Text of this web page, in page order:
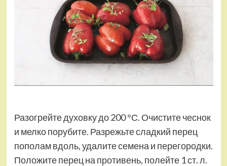
Разогрейте духовку до 200 °С. Очистите чеснок
и мелко порубите. Разрежьте сладкий перец
пополам вдоль, удалите семена и перегородки.
Положите перец на противень, полейте 1 ст. л.